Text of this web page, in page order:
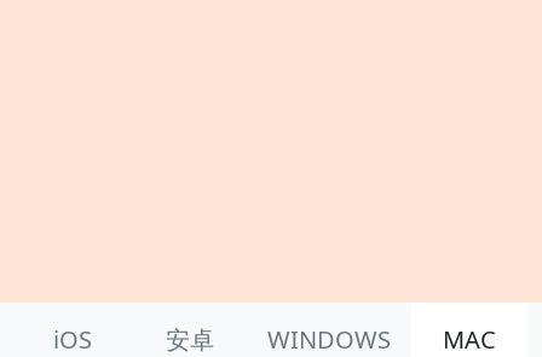
iOS 安卓 WINDOWS MAC